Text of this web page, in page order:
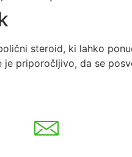
steroid, ki lahko
je priporočljivo, da se